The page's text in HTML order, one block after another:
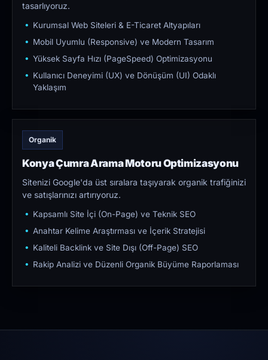
tasarlıyoruz.
Kurumsal Web Siteleri & E-Ticaret Altyapıları
Mobil Uyumlu (Responsive) ve Modern Tasarım
Yüksek Sayfa Hızı (PageSpeed) Optimizasyonu
Kullanıcı Deneyimi (UX) ve Dönüşüm (UI) Odaklı
Yaklaşım
Organik
Konya Çumra Arama Motoru Optimizasyonu
Sitenizi Google'da üst sıralara taşıyarak organik trafiğinizi
ve satışlarınızı artırıyoruz.
Kapsamlı Site İçi (On-Page) ve Teknik SEO
Anahtar Kelime Araştırması ve İçerik Stratejisi
Kaliteli Backlink ve Site Dışı (Off-Page) SEO
Rakip Analizi ve Düzenli Organik Büyüme Raporlaması